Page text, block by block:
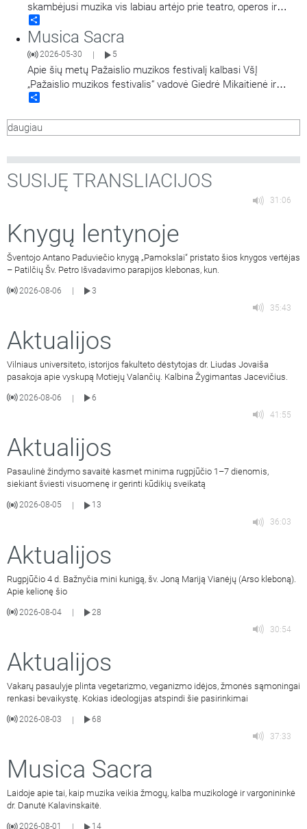
skambėjusi muzika vis labiau artėjo prie teatro, operos ir
pasaulietinės iškilmės estetikos. Kalbama apie įtampą tarp
liturgijos reikalavimų ir muzikos puošnumo, apie Tridento
susirinkimą bei pastangas reguliuoti bažnytinį skambesį ir
apie tai, kaip baroko kompozitoriai
Musica Sacra
2026-05-30 5
Apie šių metų Pažaislio muzikos festivalį kalbasi VšĮ
„Pažaislio muzikos festivalis“ vadovė Giedrė Mikaitienė ir
Kauno valstybinės filharmonijos vadovas Justinas Krėpšta.
daugiau
SUSIJĘ TRANSLIACIJOS
31:06
Knygų lentynoje
Šventojo Antano Paduviečio knygą „Pamokslai“ pristato šios knygos vertėjas
– Patilčių Šv. Petro Išvadavimo parapijos klebonas, kun.
2026-08-06
3
35:43
Aktualijos
Vilniaus universiteto, istorijos fakulteto dėstytojas dr. Liudas Jovaiša
pasakoja apie vyskupą Motiejų Valančių. Kalbina Žygimantas Jacevičius.
2026-08-06 |
6
41:55
Aktualijos
Pasaulinė žindymo savaitė kasmet minima rugpjūčio 1–7 dienomis,
siekiant šviesti visuomenę ir gerinti kūdikių sveikatą
2026-08-05
13
36:03
Aktualijos
Rugpjūčio 4 d. Bažnyčia mini kunigą, šv. Joną Mariją Vianėjų (Arso kleboną).
Apie kelionę šio
2026-08-04
28
30:54
Aktualijos
Vakarų pasaulyje plinta vegetarizmo, veganizmo idėjos, žmonės sąmoningai
renkasi bevaikystę. Kokias ideologijas atspindi šie pasirinkimai
2026-08-03 |
68
37:33
Musica Sacra
Laidoje apie tai, kaip muzika veikia žmogų, kalba muzikologė ir vargonininkė
dr. Danutė Kalavinskaitė.
2026-08-01 14